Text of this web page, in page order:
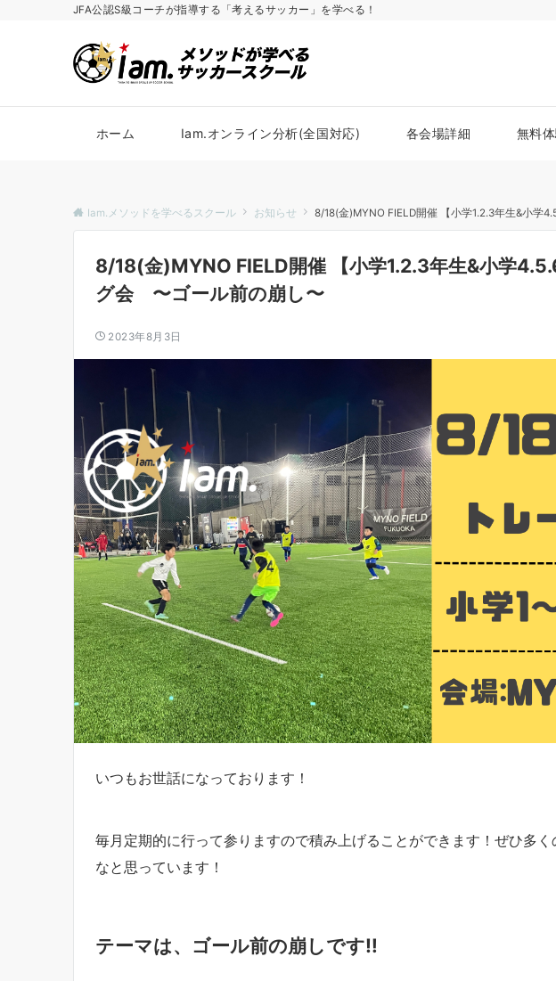
JFA公認S級コーチが指導する「考えるサッカー」を学べる！
ホーム Iam.オンライン分析(全国対応) 各会場詳細 無料
Iam.メソッドを学べるスクール お知らせ 8/18(金)MYNO FIELD開催 【小学1.2.3年生&小
8/18(金)MYNO FIELD開催 【小学1.2.3年生&小学
グ会 〜ゴール前の崩し〜
2023年8月3日
いつもお世話になっております！
毎月定期的に行って参りますので積み上げることができます！ぜひ多
なと思っています！
テーマは、ゴール前の崩しです‼︎